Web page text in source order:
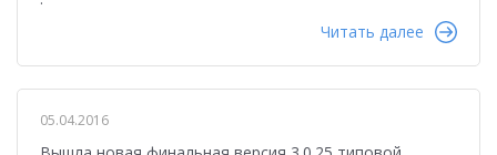
Читать далее
05.04.2016